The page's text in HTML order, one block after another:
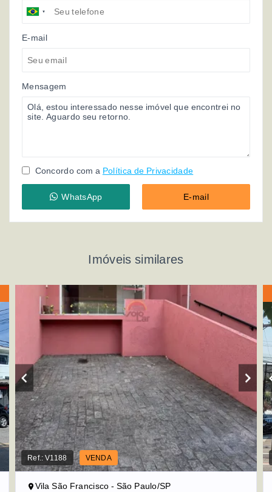
E-mail
Mensagem
Concordo com a Política de Privacidade
WhatsApp E-mail
Imóveis similares
Ref.:V1188 VENDA
Vila São Francisco - São Paulo/SP